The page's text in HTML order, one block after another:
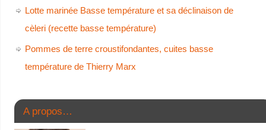
Lotte marinée Basse température et sa déclinaison de
cèleri (recette basse température)
Pommes de terre croustifondantes, cuites basse
température de Thierry Marx
A propos…